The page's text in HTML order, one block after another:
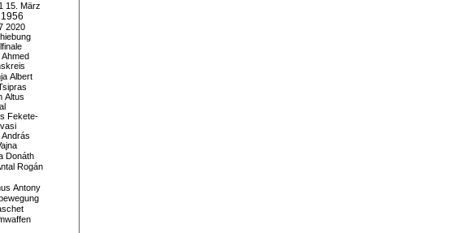
15. März
1956
2020
Ahmed
Albert
Altus
Fekete-
András
Donáth
Rogán
Antony